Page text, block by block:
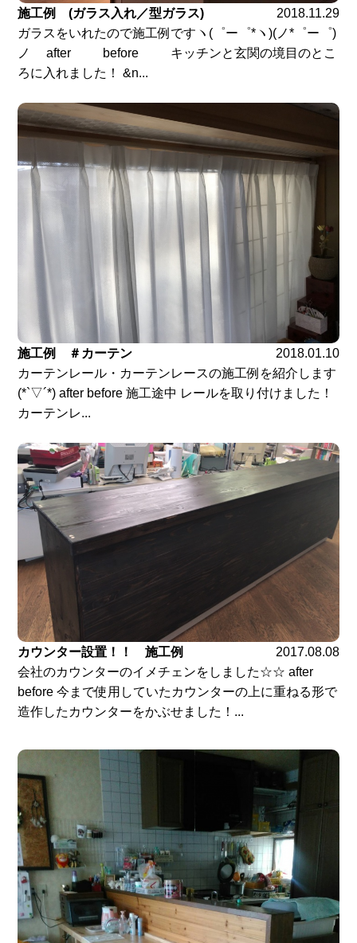
施工例 (ガラス入れ／型ガラス)
2018.11.29
ガラスをいれたので施工例ですヽ(゜ー゜*ヽ)(ノ*゜ー゜)
ノ after before キッチンと玄関の境目のとこ
ろに入れました！ &n...
施工例 ＃カーテン
2018.01.10
カーテンレール・カーテンレースの施工例を紹介します
(*`▽´*) after before 施工途中 レールを取り付けました！
カーテンレ...
カウンター設置！！ 施工例
2017.08.08
会社のカウンターのイメチェンをしました☆☆ after
before 今まで使用していたカウンターの上に重ねる形で
造作したカウンターをかぶせました！...